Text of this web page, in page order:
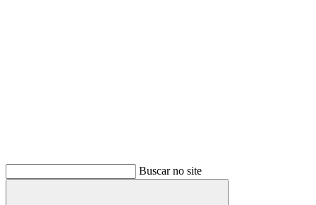
Buscar no site